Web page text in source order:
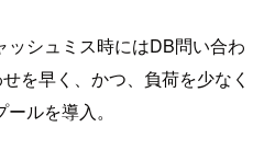
シュミス時にはDB問い合わ
を早く、かつ、負荷を少なく
ルを導入。